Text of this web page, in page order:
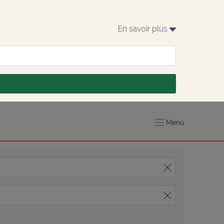
En savoir plus
Menu